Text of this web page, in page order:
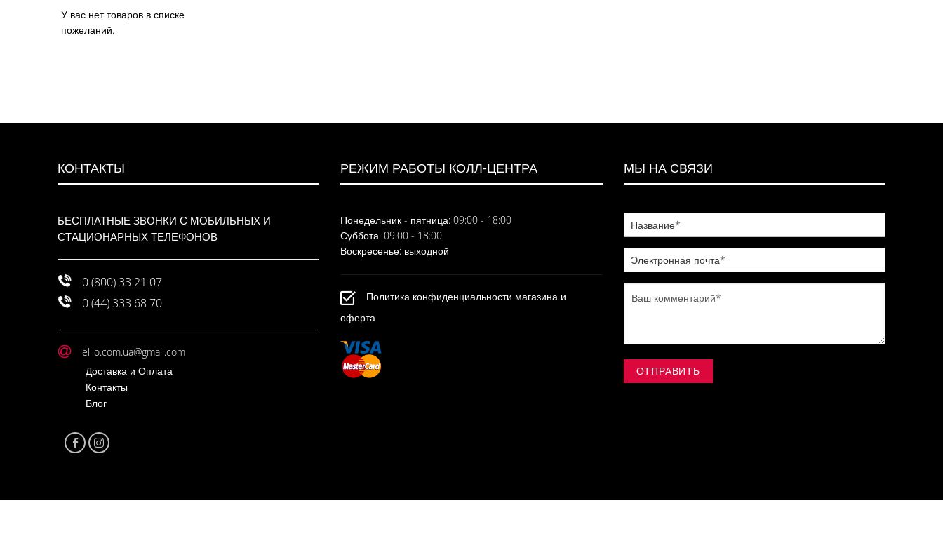
У вас нет товаров в списке
пожеланий.
КОНТАКТЫ
БЕСПЛАТНЫЕ ЗВОНКИ С МОБИЛЬНЫХ И
СТАЦИОНАРНЫХ ТЕЛЕФОНОВ
0 (800) 33 21 07
0 (44) 333 68 70
ellio.com.ua@gmail.com
Доставка и Оплата
Контакты
Блог
РЕЖИМ РАБОТЫ КОЛЛ-ЦЕНТРА
Понедельник - пятница: 09:00 - 18:00
Суббота: 09:00 - 18:00
Воскресенье: выходной
Политика конфиденциальности магазина и
оферта
МЫ НА СВЯЗИ
ОТПРАВИТЬ